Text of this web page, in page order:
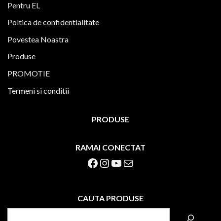
Pentru EL
Poltica de confidentialitate
Povestea Noastra
Produse
PROMOTIE
Termeni si conditii
PRODUSE
RAMAI CONECTAT
Facebook Instagram YouTube Mail
CAUTA PRODUSE